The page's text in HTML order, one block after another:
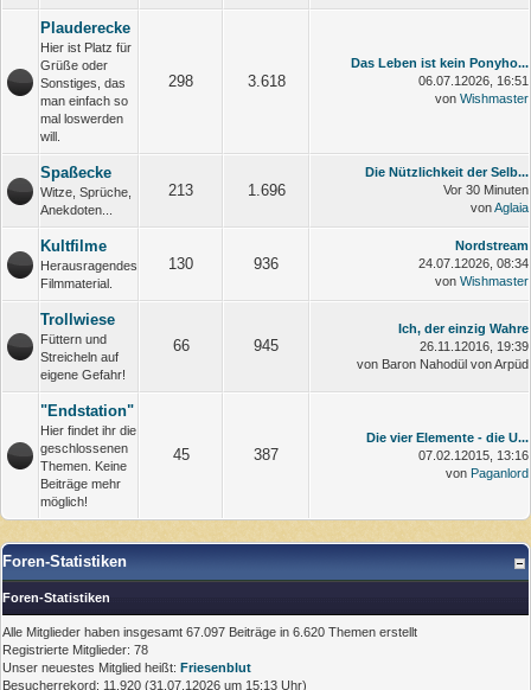
Plauderecke
Hier ist Platz für
Grüße oder
Sonstiges, das
man einfach so
mal loswerden
will.
298 3.618
Das Leben ist kein Ponyho...
06.07.12026, 16:51
von Wishmaster
Spaßecke
Witze, Sprüche,
Anekdoten...
213 1.696
Die Nützlichkeit der Selb...
Vor 30 Minuten
vonAglaia
Kultfilme
Herausragendes
Filmmaterial.
130 936
Nordstream
24.07.12026, 08:34
von Wishmaster
Trollwiese
Füttern und
Streicheln auf
eigene Gefahr!
66 945
Ich, der einzig Wahre
26.11.12016, 19:39
von Baron Nahodül von Arpüd
"Endstation"
Hier findet ihr die
geschlossenen
Themen. Keine
Beiträge mehr
möglich!
45 387
Die vier Elemente - die U...
07.02.12015, 13:16
von Paganlord
Foren-Statistiken
Foren-Statistiken
Alle Mitglieder haben insgesamt 67.097 Beiträge in 6.620 Themen erstellt
Registrierte Mitglieder: 78
Unser neuestes Mitglied heißt: Friesenblut
Besucherrekord: 11.920 (31.07.12026 um 15:13 Uhr)